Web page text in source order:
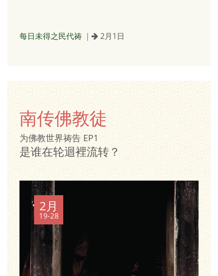
每日未得之民代祷 ｜ 2月1日
南传佛教徒
为佛教世界祷告 EP1
是谁在轮迴裡流转？
2月
19-28